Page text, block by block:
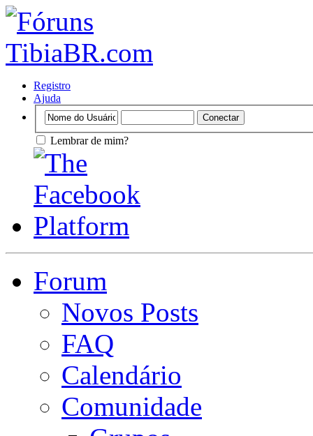
Registro
Ajuda
Lembrar de mim?
Forum
Novos Posts
FAQ
Calendário
Comunidade